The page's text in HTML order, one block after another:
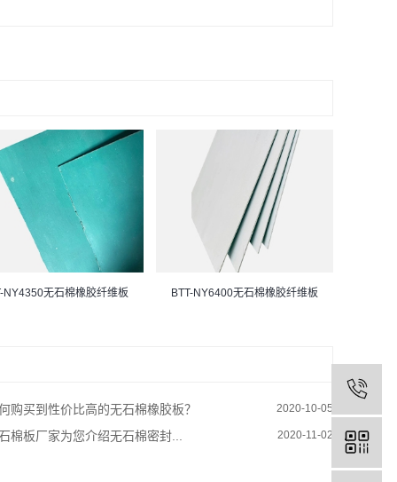
NY4350无石棉橡胶纤维板 BTT-NY6400无石棉橡胶纤维板
购买到性价比高的无石棉橡胶板？ 2020-10-05
棉板厂家为您介绍无石棉密封... 2020-11-02